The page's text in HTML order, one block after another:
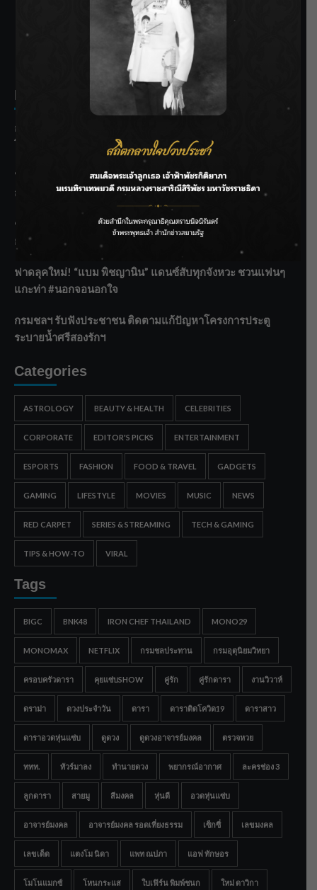
SIAMRATH VARIETY
THE BEST ENTERTAINMENT
Recent Posts
กรมประมงฟื้น “บ้านธารทอง” จากป่าเสื่อมโทรม สู่แหล่ง
โปรตีนยั่งยืนตามพระราชดำริ
“MARQUISE (มาร์คีส์) บุกตลาดโกลบอลต่อเนื่อง ส่งซิงเกิลที่
สอง “IRONIC” เปลี่ยนความเจ็บให้กลายเป็นการเอาคืน”
ชลประทานเชียงใหม่เร่งพร่องน้ำแม่น้ำปิง รับมวลน้ำเหนือ ย้ำ
ยังไม่ล้นตลิ่ง
ฟาดลุคใหม่! “แบม พิชญานิน” แดนซ์สับทุกจังหวะ ชวนแฟนๆ
แกะท่า #นอกจอนอกใจ
กรมชลฯ รับฟังประชาชน ติดตามแก้ปัญหาโครงการประตู
ระบายน้ำศรีสองรักฯ
Categories
ASTROLOGY BEAUTY & HEALTH CELEBRITIES
CORPORATE EDITOR'S PICKS ENTERTAINMENT
ESPORTS FASHION FOOD & TRAVEL GADGETS
GAMING LIFESTYLE MOVIES MUSIC NEWS
RED CARPET SERIES & STREAMING TECH & GAMING
TIPS & HOW-TO VIRAL
Tags
BIGC BNK48 IRON CHEF THAILAND MONO29
MONOMAX NETFLIX กรมชลประทาน กรมอุตุนิยมวิทยา
ครอบครัวดารา คุยแซ่บSHOW คู่รัก คู่รักดารา งานวิวาห์
ดราม่า ดวงประจำวัน ดารา ดาราติดโควิด19 ดาราสาว
ดาราอวดหุ่นแซ่บ ดูดวง ดูดวงอาจารย์มงคล ตรวจหวย
ททท. ทัวร์มาลง ทำนายดวง พยากรณ์อากาศ ละครช่อง 3
ลูกดารา สายมู สีมงคล หุ่นดี อวดหุ่นแซ่บ
อาจารย์มงคล อาจารย์มงคล รอดเที่ยงธรรม เซ็กซี่ เลขมงคล
เลขเด็ด แตงโม นิดา แพท ณปภา แอฟ ทักษอร
โมโนแมกซ์ โหนกระแส ใบเฟิร์น พิมพ์ชนก ใหม่ ดาวิกา